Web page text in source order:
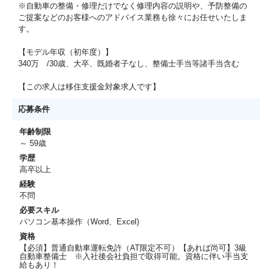
※自動車の整備・修理だけでなく修理内容の説明や、予防整備の
ご提案などのお客様へのアドバイス業務も徐々にお任せいたしま
す。
【モデル年収（初年度）】
340万 /30歳、大卒、既婚者子なし、整備士手当等諸手当含む
【この求人は移住支援金対象求人です】
応募条件
年齢制限
～ 59歳
学歴
高卒以上
経験
不問
必要スキル
パソコン基本操作（Word、Excel)
資格
【必須】普通自動車運転免許（AT限定不可）【あれば尚可】3級
自動車整備士 ※入社後会社負担で取得可能。資格に伴い手当支
給もあり！